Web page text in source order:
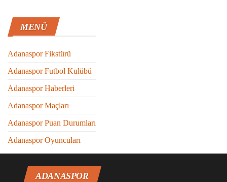
MENÜ
Adanaspor Fikstürü
Adanaspor Futbol Kulübü
Adanaspor Haberleri
Adanaspor Maçları
Adanaspor Puan Durumları
Adanaspor Oyuncuları
ADANASPOR